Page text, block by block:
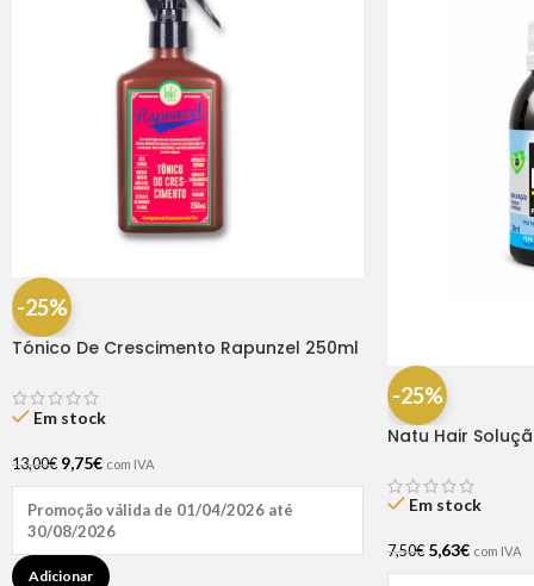
-25%
Tónico De Crescimento Rapunzel 250ml
Em stock
13,00€ 9,75€ com IVA
Promoção válida de 01/04/2026 até
30/08/2026
Adicionar
-25%
Natu Hair
Em stock
7,50€ 5,63€ com IVA